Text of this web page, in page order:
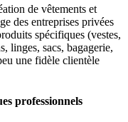
de vêtements et
des entreprises privées
spécifiques (vestes,
linges, sacs, bagagerie,
une fidèle clientèle
professionnels